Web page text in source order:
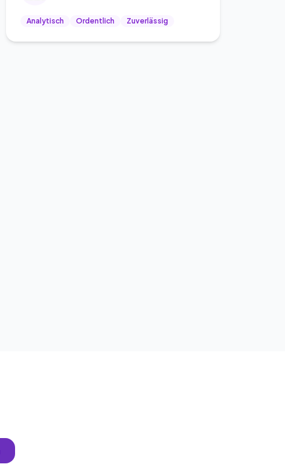
Analytisch Ordentlich Zuverlässig